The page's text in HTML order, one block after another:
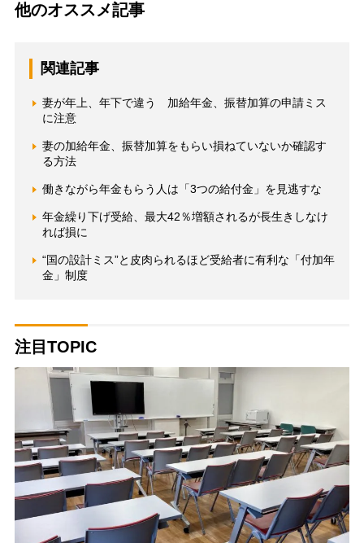
他のオススメ記事
関連記事
妻が年上、年下で違う 加給年金、振替加算の申請ミス
に注意
妻の加給年金、振替加算をもらい損ねていないか確認す
る方法
働きながら年金もらう人は「3つの給付金」を見逃すな
年金繰り下げ受給、最大42％増額されるが長生きしなけ
れば損に
“国の設計ミス”と皮肉られるほど受給者に有利な「付加年
金」制度
注目TOPIC